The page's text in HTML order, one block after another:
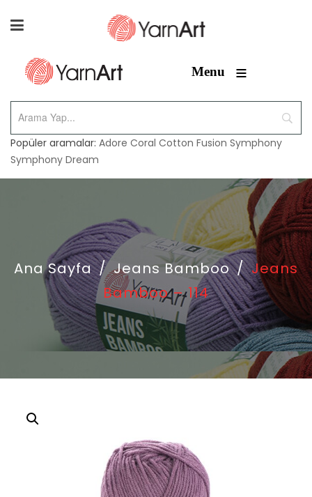
Menu ≡
Popüler aramalar: Adore Coral Cotton Fusion Symphony
Symphony Dream
Ana Sayfa / Jeans Bamboo / Jeans
Bamboo – 114